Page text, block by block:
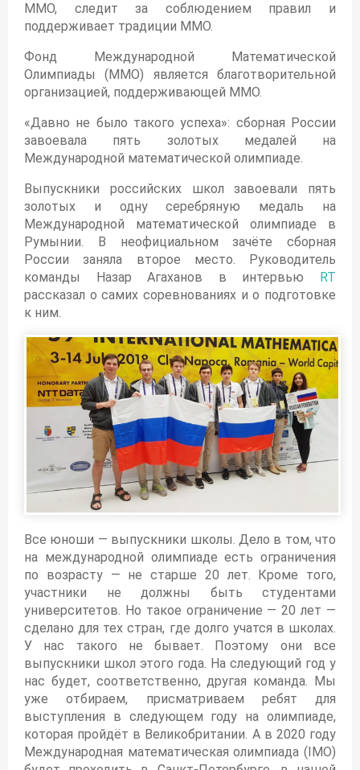
ММО, следит за соблюдением правил и
поддерживает традиции ММО.
Фонд Международной Математической
Олимпиады (ММО) является благотворительной
организацией, поддерживающей ММО.
«Давно не было такого успеха»: сборная России
завоевала пять золотых медалей на
Международной математической олимпиаде.
Выпускники российских школ завоевали пять
золотых и одну серебряную медаль на
Международной математической олимпиаде в
Румынии. В неофициальном зачёте сборная
России заняла второе место. Руководитель
команды Назар Агаханов в интервью
RT
рассказал о самих соревнованиях и о подготовке
к ним.
Все юноши — выпускники школы. Дело в том, что
на международной олимпиаде есть ограничения
по возрасту — не старше 20 лет. Кроме того,
участники не должны быть студентами
университетов. Но такое ограничение — 20 лет —
сделано для тех стран, где долго учатся в школах.
У нас такого не бывает. Поэтому они все
выпускники школ этого года. На следующий год у
нас будет, соответственно, другая команда. Мы
уже отбираем, присматриваем ребят для
выступления в следующем году на олимпиаде,
которая пройдёт в Великобритании. А в 2020 году
Международная математическая олимпиада (IMO)